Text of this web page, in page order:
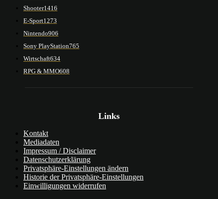
Shooter1416
E-Sport1273
Nintendo906
Sony PlayStation765
Wirtschaft634
RPG & MMO608
Links
Kontakt
Mediadaten
Impressum / Disclaimer
Datenschutzerklärung
Privatsphäre-Einstellungen ändern
Historie der Privatsphäre-Einstellungen
Einwilligungen widerrufen